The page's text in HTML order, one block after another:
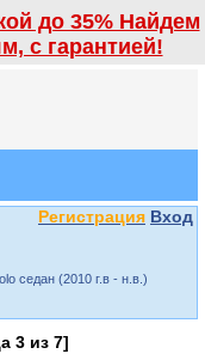
до 35% Найдем
с гарантией!
Регистрация Вход
седан (2010 г.в - н.в.)
3 из 7]